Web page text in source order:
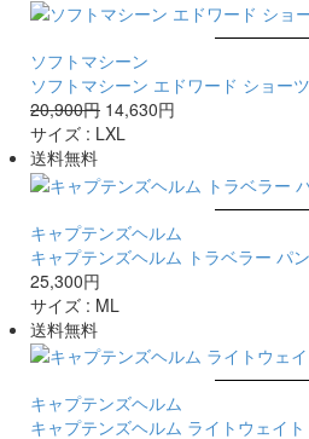
ソフトマシーン
ソフトマシーン エドワード ショーツ
20,900円 14,630円
サイズ : LXL
送料無料
キャプテンズヘルム
キャプテンズヘルム トラベラー パ
25,300円
サイズ : ML
送料無料
キャプテンズヘルム
キャプテンズヘルム ライトウェイ